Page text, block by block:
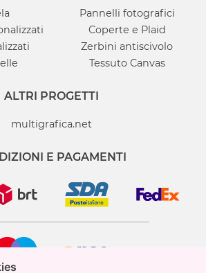
Pannelli fotografici
Coperte e Plaid
Zerbini antiscivolo
Tessuto Canvas
ALTRI PROGETTI
multigrafica.net
E PAGAMENTI